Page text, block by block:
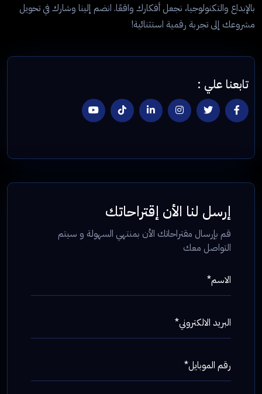
بالإبداع والتكنولوجيا، نجعل أفكارك واقعًا. انضم إلينا وشارك في تحويل
مشروعك إلى تجربة رقمية استثنائية!
تابعنا علي :
إرسل لنا الأن إقتراحاتك
قم بإرسال مقتراحاتك الأن بمنتهي السهولة و سيتم
التواصل معك
الاسم*
البريد الالكتروني*
رقم الموبايل*